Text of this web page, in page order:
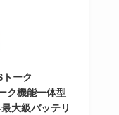
トーク
ク機能一体型
大級バッテリ